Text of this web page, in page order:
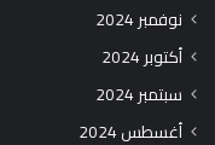
نوفمبر 2024
أكتوبر 2024
سبتمبر 2024
أغسطس 2024